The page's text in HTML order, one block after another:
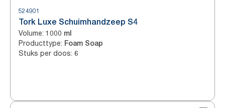
524901
Tork Luxe Schuimhandzeep S4
Volume: 1000 ml
Producttype: Foam Soap
Stuks per doos: 6